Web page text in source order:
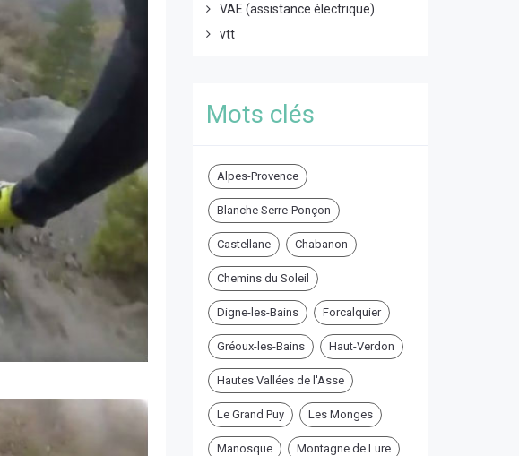
VAE (assistance électrique)
vtt
Mots clés
Alpes-Provence
Blanche Serre-Ponçon
Castellane Chabanon
Chemins du Soleil
Digne-les-Bains Forcalquier
Gréoux-les-Bains Haut-Verdon
Hautes Vallées de l'Asse
Le Grand Puy Les Monges
Manosque Montagne de Lure